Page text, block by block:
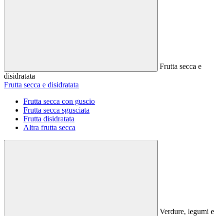
Frutta secca e
disidratata
Frutta secca e disidratata
Frutta secca con guscio
Frutta secca sgusciata
Frutta disidratata
Altra frutta secca
Verdure, legumi e